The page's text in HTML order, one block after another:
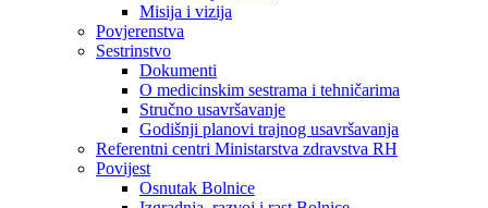
Misija i vizija
Povjerenstva
Sestrinstvo
Dokumenti
O medicinskim sestrama i tehničarima
Stručno usavršavanje
Godišnji planovi trajnog usavršavanja
Referentni centri Ministarstva zdravstva RH
Povijest
Osnutak Bolnice